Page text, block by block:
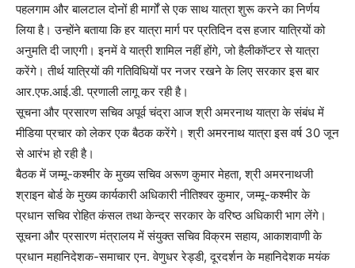
पहलगाम और बालटाल दोनों ही मार्गों से एक साथ यात्रा शुरू करने का निर्णय
लिया है। उन्‍होंने बताया कि हर यात्रा मार्ग पर प्रतिदिन दस हजार यात्रियों को
अनुमति दी जाएगी। इनमें वे यात्री शामिल नहीं होंगे, जो हैलीकॉप्‍टर से यात्रा
करेंगे। तीर्थ यात्रियों की गतिविधियों पर नजर रखने के लिए सरकार इस बार
आर.एफ.आई.डी. प्रणाली लागू कर रही है।
सूचना और प्रसारण सचिव अपूर्व चंद्रा आज श्री अमरनाथ यात्रा के संबंध में
मीडिया प्रचार को लेकर एक बैठक करेंगे। श्री अमरनाथ यात्रा इस वर्ष 30 जून
से आरंभ हो रही है।
बैठक में जम्मू-कश्मीर के मुख्य सचिव अरूण कुमार मेहता, श्री अमरनाथजी
श्राइन बोर्ड के मुख्य कार्यकारी अधिकारी नीतिश्वर कुमार, जम्मू-कश्मीर के
प्रधान सचिव रोहित कंसल तथा केन्द्र सरकार के वरिष्ठ अधिकारी भाग लेंगे।
सूचना और प्रसारण मंत्रालय में संयुक्त सचिव विक्रम सहाय, आकाशवाणी के
प्रधान महानिदेशक-समाचार एन. वेणुधर रेड्डी, दूरदर्शन के महानिदेशक मयंक